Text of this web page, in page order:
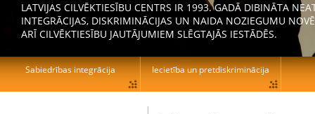
LATVIJAS CILVĒKTIESĪBU CENTRS IR 1993. GADĀ DIBINĀTA
INTEGRĀCIJAS, DISKRIMINĀCIJAS UN NAIDA NOZIEGUMU
ARĪ CILVĒKTIESĪBU JAUTĀJUMIEM SLĒGTAJĀS IESTĀDĒS.
Sabiedrības integrācija Iecietība un pretdiskriminācija